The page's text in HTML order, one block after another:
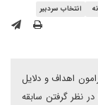
انتخاب سردبیر
اهداف و دلایل
نظر گرفتن سابقه